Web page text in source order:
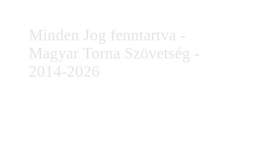
Minden Jog fenntartva -
Magyar Torna Szövetség -
2014-2026